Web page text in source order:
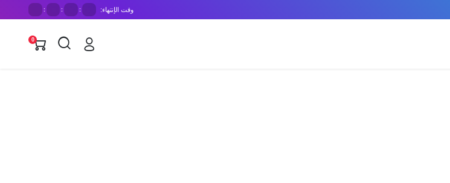
وقت الإنتهاء: :
:
:
0